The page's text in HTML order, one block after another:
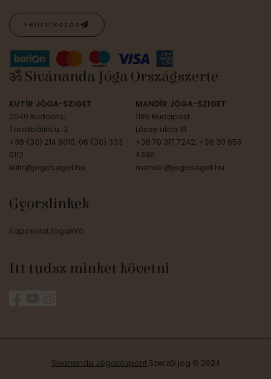
Feliratkozás
ॐ Sivánanda Jóga Országszerte
KUTÍR JÓGA-SZIGET
2040 Budaörs,
Törökbálint u. 3.
+36 (30) 214 9010, 06 (30) 333
0112
kutir@jogasziget.hu
MANDÍR JÓGA-SZIGET
1185 Budapest
Lőcse utca 31.
+36 70 317 7242, +36 30 658
4396
mandir@jogasziget.hu
Gyorslinkek
KapcsolatJógainfó
Itt tudsz minket követni
Sivananda Jógaközpont Szerzői jog © 2024